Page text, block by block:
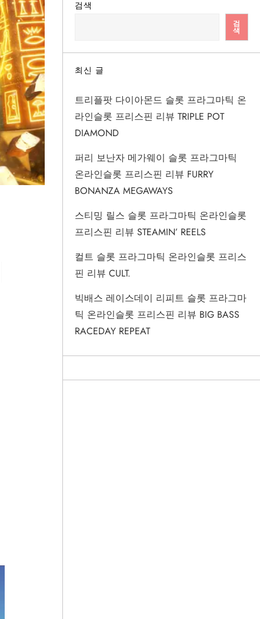
검색
검
색
최신 글
트리플팟 다이아몬드 슬롯 프라그마틱 온
라인슬롯 프리스핀 리뷰 TRIPLE POT
DIAMOND
퍼리 보난자 메가웨이 슬롯 프라그마틱
온라인슬롯 프리스핀 리뷰 FURRY
BONANZA MEGAWAYS
스티밍 릴스 슬롯 프라그마틱 온라인슬롯
프리스핀 리뷰 STEAMIN’ REELS
컬트 슬롯 프라그마틱 온라인슬롯 프리스
핀 리뷰 CULT.
빅배스 레이스데이 리피트 슬롯 프라그마
틱 온라인슬롯 프리스핀 리뷰 BIG BASS
RACEDAY REPEAT